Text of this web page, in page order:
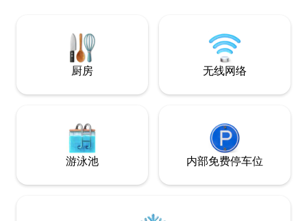
厨房 无线网络
游泳池 内部免费停车位